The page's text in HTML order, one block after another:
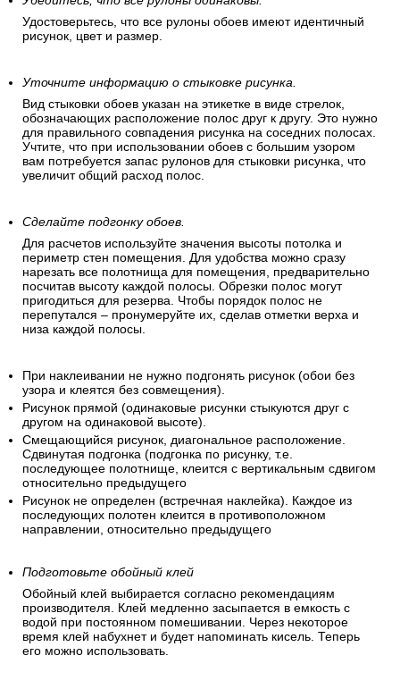
Удостоверьтесь, что все рулоны обоев имеют идентичный
рисунок, цвет и размер.
Уточните информацию о стыковке рисунка.
Вид стыковки обоев указан на этикетке в виде стрелок,
обозначающих расположение полос друг к другу. Это нужно
для правильного совпадения рисунка на соседних полосах.
Учтите, что при использовании обоев с большим узором
вам потребуется запас рулонов для стыковки рисунка, что
увеличит общий расход полос.
Сделайте подгонку обоев.
Для расчетов используйте значения высоты потолка и
периметр стен помещения. Для удобства можно сразу
нарезать все полотнища для помещения, предварительно
посчитав высоту каждой полосы. Обрезки полос могут
пригодиться для резерва. Чтобы порядок полос не
перепутался – пронумеруйте их, сделав отметки верха и
низа каждой полосы.
При наклеивании не нужно подгонять рисунок (обои без
узора и клеятся без совмещения).
Рисунок прямой (одинаковые рисунки стыкуются друг с
другом на одинаковой высоте).
Смещающийся рисунок, диагональное расположение.
Сдвинутая подгонка (подгонка по рисунку, т.е.
последующее полотнище, клеится с вертикальным сдвигом
относительно предыдущего
Рисунок не определен (встречная наклейка). Каждое из
последующих полотен клеится в противоположном
направлении, относительно предыдущего
Подготовьте обойный клей
Обойный клей выбирается согласно рекомендациям
производителя. Клей медленно засыпается в емкость с
водой при постоянном помешивании. Через некоторое
время клей набухнет и будет напоминать кисель. Теперь
его можно использовать.